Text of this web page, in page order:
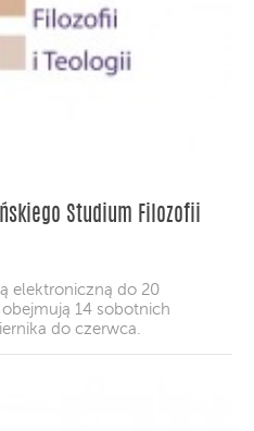
Studium Filozofii
elektroniczną do 20
14 sobotnich
do czerwca.